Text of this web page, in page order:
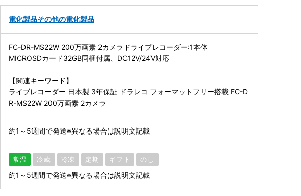
電化製品その他の電化製品
FC-DR-MS22W 200万画素 2カメラドライブレコーダー:1本体
MICROSDカード32GB同梱付属、DC12V/24V対応
【関連キーワード】
ライブレコーダー 日本製 3年保証 ドラレコ フォーマットフリー搭載 FC-D
R-MS22W 200万画素 2カメラ
約1～5週間で発送※異なる場合は説明文記載
常温 冷蔵 冷凍 定期 ギフト のし
約1～5週間で発送※異なる場合は説明文記載